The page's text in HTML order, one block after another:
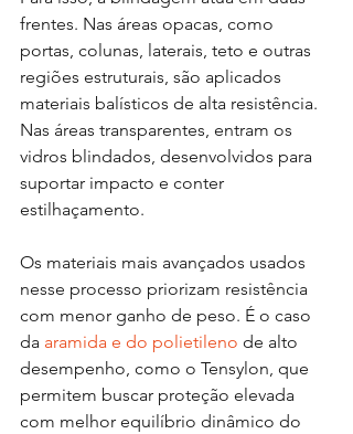
frentes. Nas áreas opacas, como
portas, colunas, laterais, teto e outras
regiões estruturais, são aplicados
materiais balísticos de alta resistência.
Nas áreas transparentes, entram os
vidros blindados, desenvolvidos para
suportar impacto e conter
estilhaçamento.
Os materiais mais avançados usados
nesse processo priorizam resistência
com menor ganho de peso. É o caso
da aramida e do polietileno de alto
desempenho, como o Tensylon, que
permitem buscar proteção elevada
com melhor equilíbrio dinâmico do